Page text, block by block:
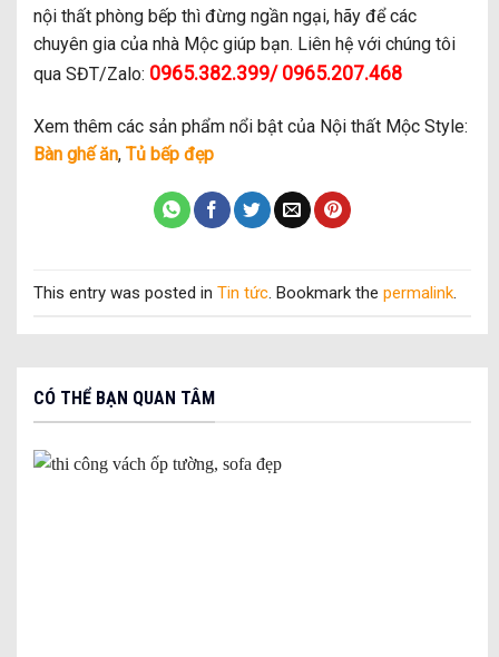
nội thất phòng bếp thì đừng ngần ngại, hãy để các
chuyên gia của nhà Mộc giúp bạn. Liên hệ với chúng tôi
qua SĐT/Zalo: 0965.382.399/ 0965.207.468
Xem thêm các sản phẩm nổi bật của Nội thất Mộc Style:
Bàn ghế ăn, Tủ bếp đẹp
This entry was posted in Tin tức . Bookmark the permalink
CÓ THỂ BẠN QUAN TÂM